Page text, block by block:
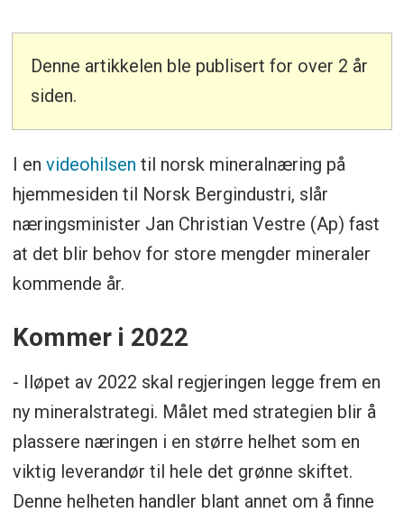
Denne artikkelen ble publisert for over 2 år
siden.
I en videohilsen til norsk mineralnæring på
hjemmesiden til Norsk Bergindustri, slår
næringsminister Jan Christian Vestre (Ap) fast
at det blir behov for store mengder mineraler
kommende år.
Kommer i 2022
- Iløpet av 2022 skal regjeringen legge frem en
ny mineralstrategi. Målet med strategien blir å
plassere næringen i en større helhet som en
viktig leverandør til hele det grønne skiftet.
Denne helheten handler blant annet om å finne